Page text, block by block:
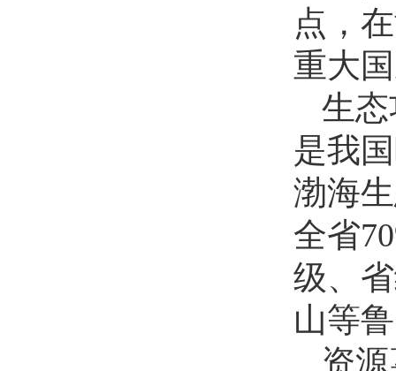
点，
重大
生
是我
渤海
全省
级、
山等
资